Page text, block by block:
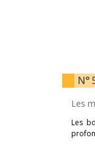
N°
Les
Les